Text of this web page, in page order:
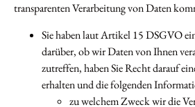
transparenten Verarbeitung von Daten
Sie haben laut Artikel 15 DSGVO
darüber, ob wir Daten von Ihnen
zutreffen, haben Sie Recht darauf
erhalten und die folgenden
zu welchem Zweck wir die